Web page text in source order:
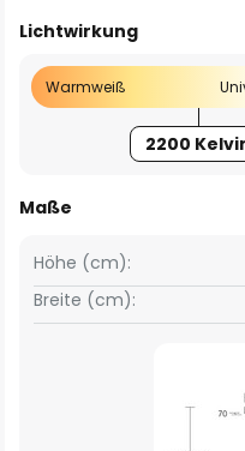
Lichtwirkung
Warmweiß
2200
Maße
Breite (cm):
Höhe (cm):